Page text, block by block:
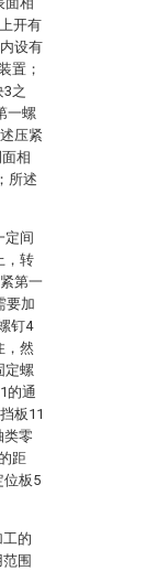
开有
设有
置；
之
一螺
压紧
相
所述
定间
，转
第一
要加
钉4
，然
定螺
的通
板11
类零
距
位板5
的
围